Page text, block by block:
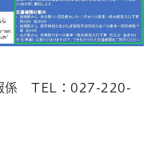
係 TEL：027-220-